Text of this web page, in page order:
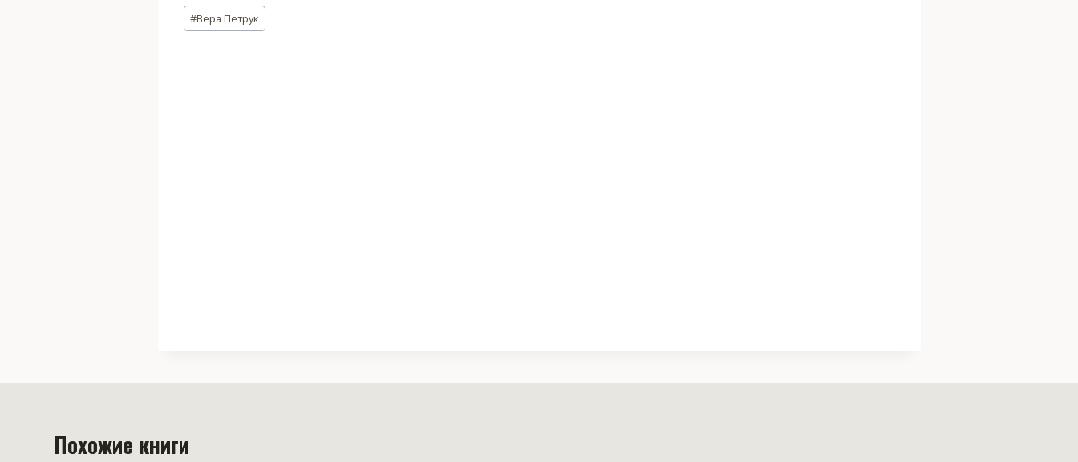
Метки
записи:
#Вера Петрук
Похожие книги